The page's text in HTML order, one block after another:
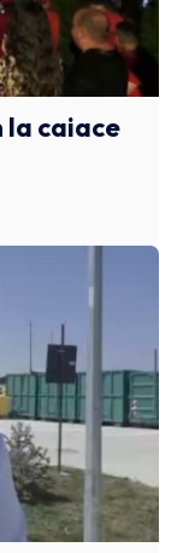
la caiace